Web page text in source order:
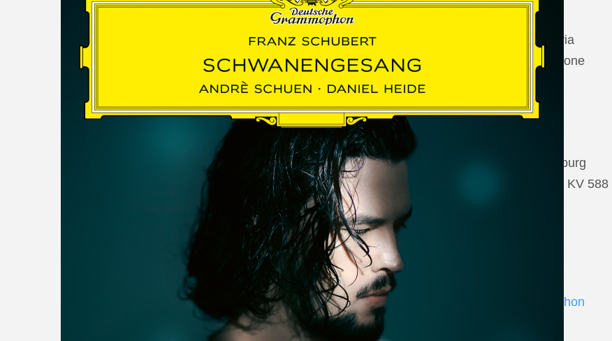
20 August 2026
Vilabertran, Canònica de Santa Maria
Johannes Brahms: Die schöne Magelone
www.schubertiada.cat
Salzburg, Großes Festspielhaus Salzburg
Wolfgang Amadeus Mozart: Così fan tutte KV 588
www.salzburgfestival.at
Andrè Schuen at Deutsche Grammophon